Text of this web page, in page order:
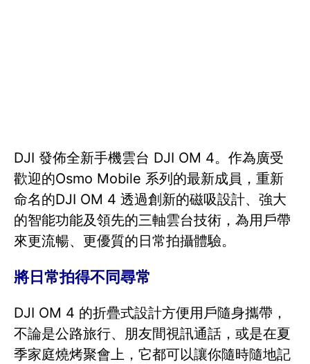
DJI 發佈全新手機雲台 DJI OM 4。作為廣受
歡迎的Osmo Mobile 系列的最新成員，重新
命名的DJI OM 4 透過創新的磁吸設計、強大
的智能功能及領先的三軸雲台技術，為用戶帶
來更流暢、更優質的日常拍攝體驗。
將日常拍得不同尋常
DJI OM 4 的折疊式設計方便用戶隨身攜帶，
不論是公路旅行、朋友間視訊通話，或是在夏
季家庭燒烤聚會上，它都可以讓你隨時隨地記